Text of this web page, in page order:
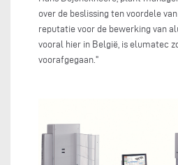
over de beslissing ten voordele
reputatie voor de bewerking van
vooral hier in België, is elumatec
voorafgegaan."